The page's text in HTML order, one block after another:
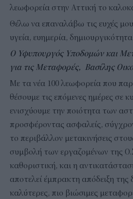
λεωφορεία στην Αττική το
Θέλω να επαναλάβω τις ευχές
υγεία, ευημερία,
Ο Υφυπουργός Υποδομών και
για τις Μεταφορές, Βασίλης
Με τα νέα 100 λεωφορεία που
θέσουμε τις επόμενες ημέρες σε
ενισχύουμε την ποιότητα των
προσφέροντας ασφαλείς,
το περιβάλλον μετακινήσεις
συμβολή των εργαζομένων της
καθοριστική, και η
αποτελεί έμπρακτη απόδειξη της
καλύτερες, πιο βιώσιμες